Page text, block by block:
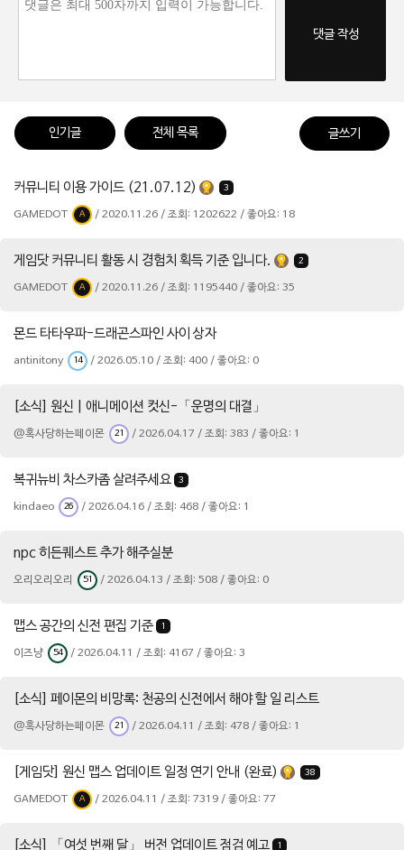
댓글 작성
인기글 전체 목록 글쓰기
커뮤니티 이용 가이드 (21.07.12) 3
GAMEDOT A / 2020.11.26 / 조회: 1202622 / 좋아요: 18
게임닷 커뮤니티 활동 시 경험치 획득 기준 입니다. 2
GAMEDOT A / 2020.11.26 / 조회: 1195440 / 좋아요: 35
몬드 타타우파-드래곤스파인 사이 상자
antinitony 14 / 2026.05.10 / 조회: 400 / 좋아요: 0
[소식] 원신 | 애니메이션 컷신-「운명의 대결」
@혹사당하는페이몬 21 / 2026.04.17 / 조회: 383 / 좋아요: 1
복귀뉴비 차스카좀 살려주세요 3
kindaeo 26 / 2026.04.16 / 조회: 468 / 좋아요: 1
npc 히든퀘스트 추가 해주실분
오리오리오리 51 / 2026.04.13 / 조회: 508 / 좋아요: 0
맵스 공간의 신전 편집 기준 1
이즈냥 54 / 2026.04.11 / 조회: 4167 / 좋아요: 3
[소식] 페이몬의 비망록: 천공의 신전에서 해야 할 일 리스트
@혹사당하는페이몬 21 / 2026.04.11 / 조회: 478 / 좋아요: 1
[게임닷] 원신 맵스 업데이트 일정 연기 안내 (완료) 38
GAMEDOT A / 2026.04.11 / 조회: 7319 / 좋아요: 77
[소식] 「여섯 번째 달」 버전 업데이트 점검 예고 1